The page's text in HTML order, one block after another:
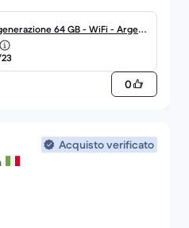
64 GB - WiFi - Argent
0
Acquisto verificato